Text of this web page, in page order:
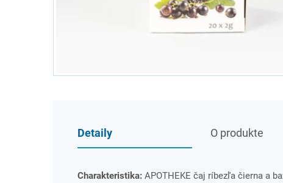
Detaily O produkte
Charakteristika: APOTHEKE čaj ríbezľa čierna a